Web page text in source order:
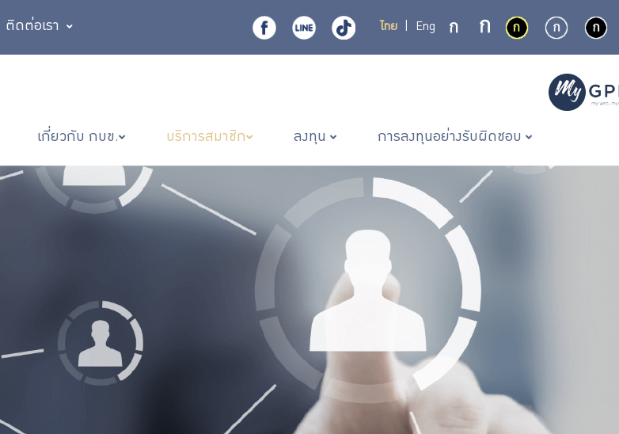
ไทย Eng
ติดต่อเรา
เกี่ยวกับ กบข. บริการสมาชิก ลงทุน การลงทุนอย่างรับผิดชอบ